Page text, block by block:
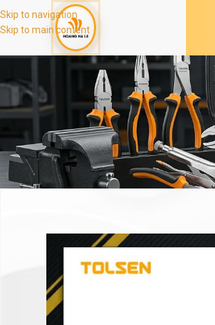
Skip to navigation
Skip to main content